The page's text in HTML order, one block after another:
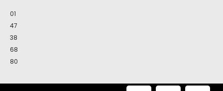
01
47
38
68
80